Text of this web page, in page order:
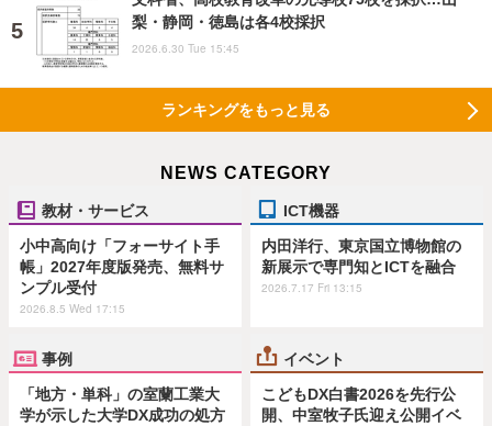
梨・静岡・徳島は各4校採択
2026.6.30 Tue 15:45
ランキングをもっと見る
NEWS CATEGORY
教材・サービス
小中高向け「フォーサイト手
帳」2027年度版発売、無料サ
ンプル受付
2026.8.5 Wed 17:15
ICT機器
内田洋行、東京国立博物館の
新展示で専門知とICTを融合
2026.7.17 Fri 13:15
事例
「地方・単科」の室蘭工業大
学が示した大学DX成功の処方
イベント
こどもDX白書2026を先行公
開、中室牧子氏迎え公開イベ